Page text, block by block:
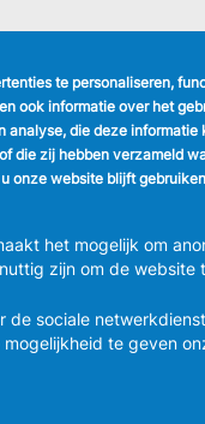
te personaliseren,
ook informatie over het
die deze informatie
die zij hebben verzameld
onze website blijft
het mogelijk om
zijn om de website
sociale
te geven